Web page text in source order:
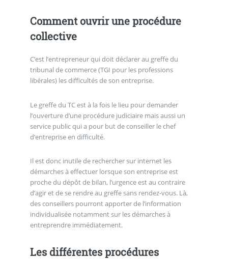
Comment ouvrir une procédure
collective
C’est l’entrepreneur qui doit déclarer au greffe du
tribunal de commerce (TGI pour les professions
libérales) les difficultés de son entreprise.
Le greffe du TC est à la fois le lieu pour demander
l’ouverture d’une procédure judiciaire mais aussi un
service public qui a pour but de conseiller le chef
d’entreprise en difficulté.
Il est donc inutile de rechercher sur internet les
démarches à effectuer lorsque son entreprise est
proche du dépôt de bilan, l’urgence est au contraire
d’agir et de se rendre au greffe sans rendez-vous. Là,
des conseillers pourront apporter de l’information
individualisée notamment sur les démarches à
entreprendre immédiatement.
Les différentes procédures